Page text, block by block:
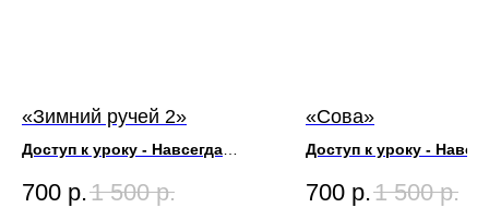
«Зимний ручей 2»
Доступ к уроку - Навсегда
Размер Картины 50х70
700 р.1 500 р.
«Сова»
Доступ к уроку -
Размер Картины 60х80
700 р.1 500 р.